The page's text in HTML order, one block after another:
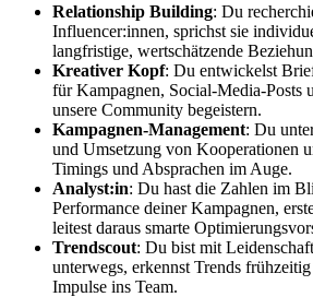
Relationship Building: Du
Influencer:innen, sprichst sie
langfristige, wertschätzende
Kreativer Kopf: Du entwickelst
für Kampagnen, Social-Media-Posts
unsere Community begeistern.
Kampagnen-Management: Du
und Umsetzung von Kooperationen
Timings und Absprachen im Auge.
Analyst:in: Du hast die Zahlen im
Performance deiner Kampagnen,
leitest daraus smarte
Trendscout: Du bist mit
unterwegs, erkennst Trends
Impulse ins Team.